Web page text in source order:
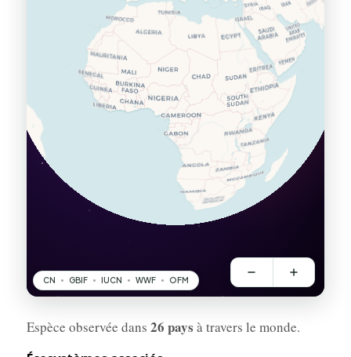
Espèce observée dans 26 pays à travers le monde.